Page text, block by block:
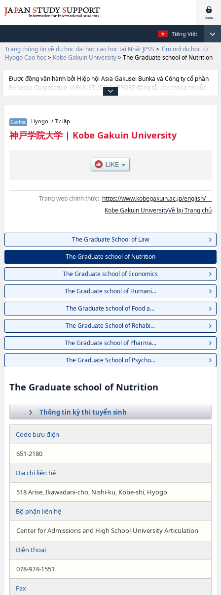
Tiếng Việt
Trang thông tin về du học đại học,cao học tại Nhật JPSS > Tìm nơi du học từ
Hyogo Cao học > Kobe Gakuin University> The Graduate school of Nutrition
Được đồng vận hành bởi Hiệp hội Asia Gakusei Bunka và Công ty cổ phần
Benesse Corporation, JAPAN STUDY SUPPORT đăng tải các thông tin của
khoảng 1.300 trường đại học, cao học, trường đại học ngắn hạn, trường
tin cần thiết dành cho du học sinh, như là về các The Graduate School of
LawhoặcThe Graduate school of NutritionhoặcThe Graduate school of
EconomicshoặcThe Graduate school of Humanities and ScienceshoặcThe
School of RehabilitationhoặcThe Graduate school of Pharmaceutical
ScienceshoặcThe Graduate School of Psychology, thông tin về từng khoa
Hyogo / Tư lập
神戸学院大学| Kobe Gakuin University
Trang web chính thức: https://www.kobegakuin.ac.jp/english/
Kobe Gakuin UniversityVề lại Trang chủ
The Graduate School of Law
The Graduate school of Nutrition
The Graduate school of Economics
The Graduate school of Humani...
The Graduate school of Food a...
The Graduate School of Rehabi...
The Graduate school of Pharma...
The Graduate School of Psycho...
The Graduate school of Nutrition
Thông tin kỳ thi tuyển sinh
Code bưu điện
651-2180
Địa chỉ liên hệ
518 Arise, Ikawadani-cho, Nishi-ku, Kobe-shi, Hyogo
Bộ phận liên hệ
Center for Admissions and High School-University Articulation
Điện thoại
078-974-1551
Fax